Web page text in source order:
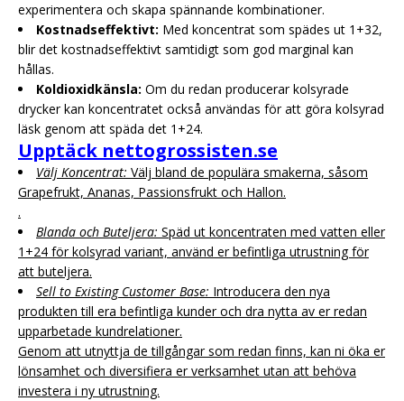
experimentera och skapa spännande kombinationer.
Kostnadseffektivt: Med koncentrat som spädes ut 1+32,
blir det kostnadseffektivt samtidigt som god marginal kan
hållas.
Koldioxidkänsla: Om du redan producerar kolsyrade
drycker kan koncentratet också användas för att göra kolsyrad
läsk genom att späda det 1+24.
Upptäck nettogrossisten.se
Välj Koncentrat: Välj bland de populära smakerna, såsom
Grapefrukt, Ananas, Passionsfrukt och Hallon.
.
Blanda och Buteljera: Späd ut koncentraten med vatten eller
1+24 för kolsyrad variant, använd er befintliga utrustning för
att buteljera.
Sell to Existing Customer Base: Introducera den nya
produkten till era befintliga kunder och dra nytta av er redan
upparbetade kundrelationer.
Genom att utnyttja de tillgångar som redan finns, kan ni öka er
lönsamhet och diversifiera er verksamhet utan att behöva
investera i ny utrustning.